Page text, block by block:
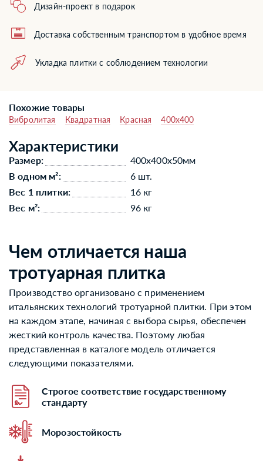
Дизайн-проект в подарок
Доставка собственным транспортом в удобное время
Укладка плитки с соблюдением технологии
Похожие товары
Вибролитая Квадратная Красная 400x400
Характеристики
Размер:
400x400x50мм
В одном м²:
6 шт.
Вес 1 плитки:
16 кг
Вес м²:
96 кг
Чем отличается наша
тротуарная плитка
Производство организовано с применением
итальянских технологий тротуарной плитки. При этом
на каждом этапе, начиная с выбора сырья, обеспечен
жесткий контроль качества. Поэтому любая
представленная в каталоге модель отличается
следующими показателями.
Строгое соответствие государственному
стандарту
Морозостойкость